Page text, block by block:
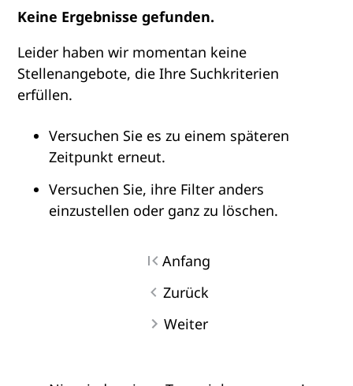
Keine Ergebnisse gefunden.
Leider haben wir momentan keine
Stellenangebote, die Ihre Suchkriterien
erfüllen.
Versuchen Sie es zu einem späteren
Zeitpunkt erneut.
Versuchen Sie, ihre Filter anders
einzustellen oder ganz zu löschen.
Anfang
Zurück
Weiter